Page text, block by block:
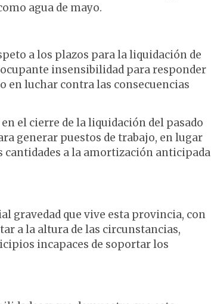
agua de mayo.
a los plazos para la liquidación de
insensibilidad para responder
luchar contra las consecuencias
el cierre de la liquidación del pasado
generar puestos de trabajo, en lugar
a la amortización anticipada
gravedad que vive esta provincia, con
a la altura de las circunstancias,
incapaces de soportar los